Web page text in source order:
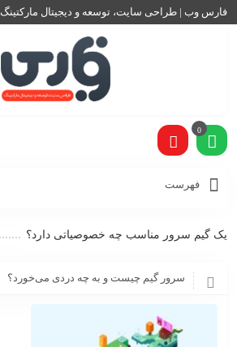
فارس وب | طراحی سایت، توسعه و دیجیتال مارکتینگ
0
فهرست
یک گیم سرور مناسب چه خصوصیاتی دارد؟
سرور گیم چیست و به چه دردی می‌خورد؟